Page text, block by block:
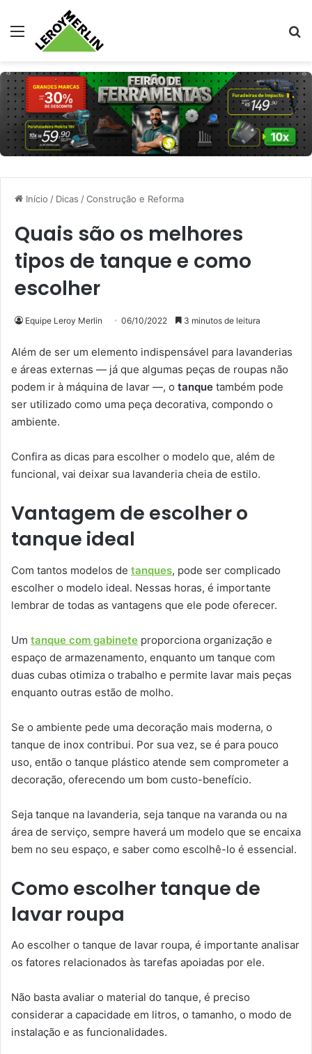
Menu
Início / Dicas /Construção e Reforma
Quais são os melhores
tipos de tanque e como
escolher
Equipe Leroy Merlin 06/10/2022 3 minutos de leitura
Além de ser um elemento indispensável para lavanderias
e áreas externas — já que algumas peças de roupas não
podem ir à máquina de lavar —, o tanque também pode
ser utilizado como uma peça decorativa, compondo o
ambiente.
Confira as dicas para escolher o modelo que, além de
funcional, vai deixar sua lavanderia cheia de estilo.
Vantagem de escolher o
tanque ideal
Com tantos modelos de tanques, pode ser complicado
escolher o modelo ideal. Nessas horas, é importante
lembrar de todas as vantagens que ele pode oferecer.
Um tanque com gabinete proporciona organização e
espaço de armazenamento, enquanto um tanque com
duas cubas otimiza o trabalho e permite lavar mais peças
enquanto outras estão de molho.
Se o ambiente pede uma decoração mais moderna, o
tanque de inox contribui. Por sua vez, se é para pouco
uso, então o tanque plástico atende sem comprometer a
decoração, oferecendo um bom custo-benefício.
Seja tanque na lavanderia, seja tanque na varanda ou na
área de serviço, sempre haverá um modelo que se encaixa
bem no seu espaço, e saber como escolhê-lo é essencial.
Como escolher tanque de
lavar roupa
Ao escolher o tanque de lavar roupa, é importante analisar
os fatores relacionados às tarefas apoiadas por ele.
Não basta avaliar o material do tanque, é preciso
considerar a capacidade em litros, o tamanho, o modo de
instalação e as funcionalidades.